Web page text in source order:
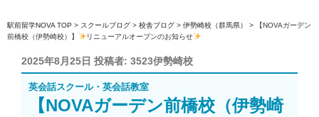
ッ
プ
駅前留学NOVA TOP > スクールブログ > 校舎ブログ > 伊勢崎校（群馬県） >
【NOVAガーデン
前橋校（伊勢崎校）】
リニューアルオープンのお知らせ
投
稿
日:
2025年8月25日 投稿者: 3523伊勢崎校
英会話スクール・英会話教室
【NOVAガーデン前橋校（伊勢崎